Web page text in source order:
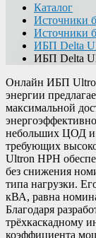
Каталог
Источники
Источники
ИБП Delta
ИБП Delta
Онлайн ИБП
энергии
максимальной
небольших ЦОД и
требующих
Ultron HPH
без снижения
типа нагрузки.
кВА, равна
Благодаря
трёхкаскадному
коэффициента